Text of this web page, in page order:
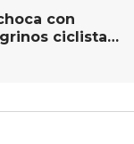
con
ciclistas
Querétaro